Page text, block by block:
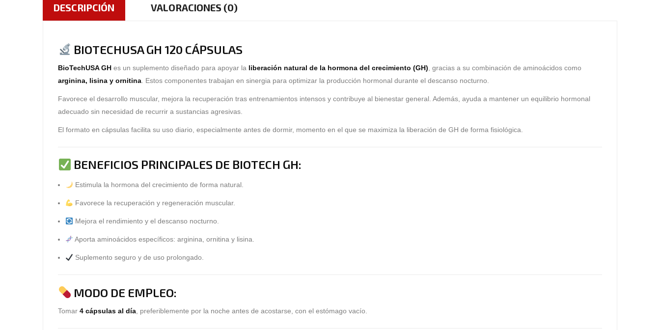
DESCRIPCIÓN VALORACIONES (0)
BIOTECHUSA GH 120 CÁPSULAS
BioTechUSA GH es un suplemento diseñado para apoyar la liberación natural de la hormona del crecimiento (GH) , gracias a su combinación de aminoácidos como
arginina, lisina y ornitina . Estos componentes trabajan en sinergia para optimizar la producción hormonal durante el descanso nocturno.
Favorece el desarrollo muscular, mejora la recuperación tras entrenamientos intensos y contribuye al bienestar general. Además, ayuda a mantener un equilibrio hormonal
adecuado sin necesidad de recurrir a sustancias agresivas.
El formato en cápsulas facilita su uso diario, especialmente antes de dormir, momento en el que se maximiza la liberación de GH de forma fisiológica.
BENEFICIOS PRINCIPALES DE BIOTECH GH:
Estimula la hormona del crecimiento de forma natural.
Favorece la recuperación y regeneración muscular.
Mejora el rendimiento y el descanso nocturno.
Aporta aminoácidos específicos: arginina, ornitina y lisina.
Suplemento seguro y de uso prolongado.
MODO DE EMPLEO:
Tomar 4 cápsulas al día , preferiblemente por la noche antes de acostarse, con el estómago vacío.